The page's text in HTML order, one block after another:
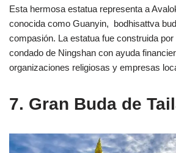
Esta hermosa estatua representa a
conocida como Guanyin, bodhisattva
compasión. La estatua fue construida por
condado de Ningshan con ayuda
organizaciones religiosas y empresas
7. Gran Buda de